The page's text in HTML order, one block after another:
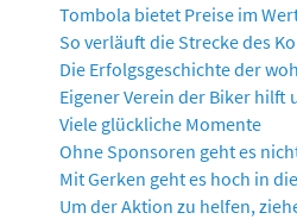
Tombola bietet Preise im
So verläuft die Strecke des
Die Erfolgsgeschichte der
Eigener Verein der Biker hilft
Viele glückliche Momente
Ohne Sponsoren geht es
Mit Gerken geht es hoch in
Um der Aktion zu helfen,